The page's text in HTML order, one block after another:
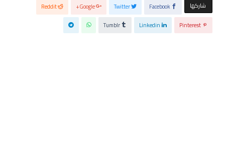
‫‫ شاركها‬
Facebook
Twitter
Google+
Reddit
Pinterest
Linkedin
Tumblr